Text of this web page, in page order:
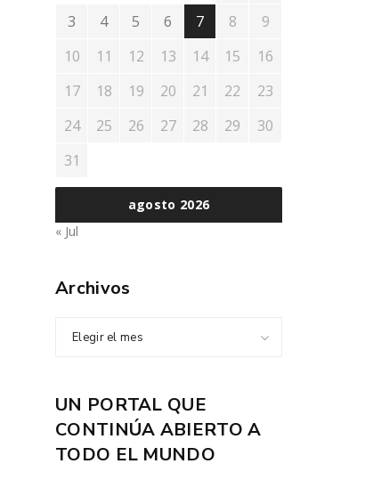
agosto 2026
3
4 5 6 7 8
9
10
11 12 13 14 15
16
17
18 19 20 21 22
23
24
25 26 27 28 29
30
31
« Jul
Archivos
Elegir el mes
UN PORTAL QUE
CONTINÚA ABIERTO A
TODO EL MUNDO